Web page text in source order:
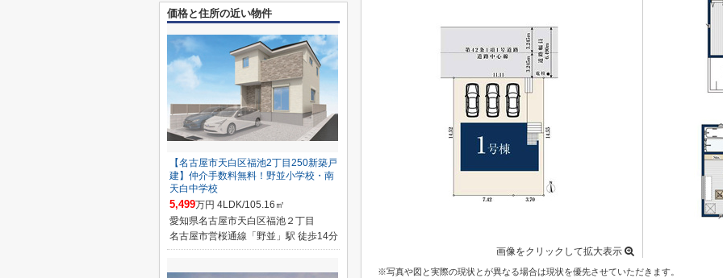
画像をクリックして拡大表示
※写真や図と実際の現状とが異なる場合は現状を優先させていただきます。
価格と住所の近い物件
【名古屋市天白区福池2丁目250新築戸
建】仲介手数料無料！野並小学校・南
天白中学校
5,499万円 4LDK/105.16㎡
愛知県名古屋市天白区福池２丁目
名古屋市営桜通線「野並」駅 徒歩14分